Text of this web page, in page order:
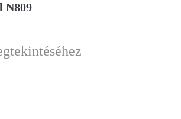
N809